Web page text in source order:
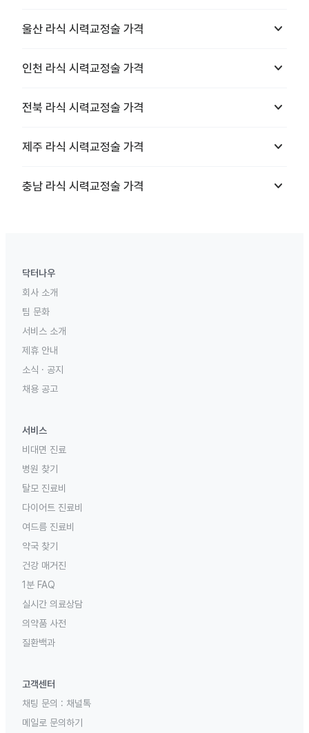
울산 라식 시력교정술 가격 keyboard_arrow_down
인천 라식 시력교정술 가격 keyboard_arrow_down
전북 라식 시력교정술 가격 keyboard_arrow_down
제주 라식 시력교정술 가격 keyboard_arrow_down
충남 라식 시력교정술 가격 keyboard_arrow_down
닥터나우
회사 소개
팀 문화
서비스 소개
제휴 안내
소식 · 공지
채용 공고
서비스
비대면 진료
병원 찾기
탈모 진료비
다이어트 진료비
여드름 진료비
약국 찾기
건강 매거진
1분 FAQ
실시간 의료상담
의약품 사전
질환백과
고객센터
채팅 문의 : 채널톡
메일로 문의하기